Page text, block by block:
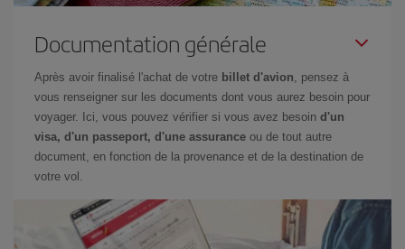
Documentation générale
Après avoir finalisé l'achat de votre billet d'avion , pensez à
vous renseigner sur les documents dont vous aurez besoin pour
voyager. Ici, vous pouvez vérifier si vous avez besoin d'un
visa, d'un passeport, d'une assurance ou de tout autre
document, en fonction de la provenance et de la destination de
votre vol.